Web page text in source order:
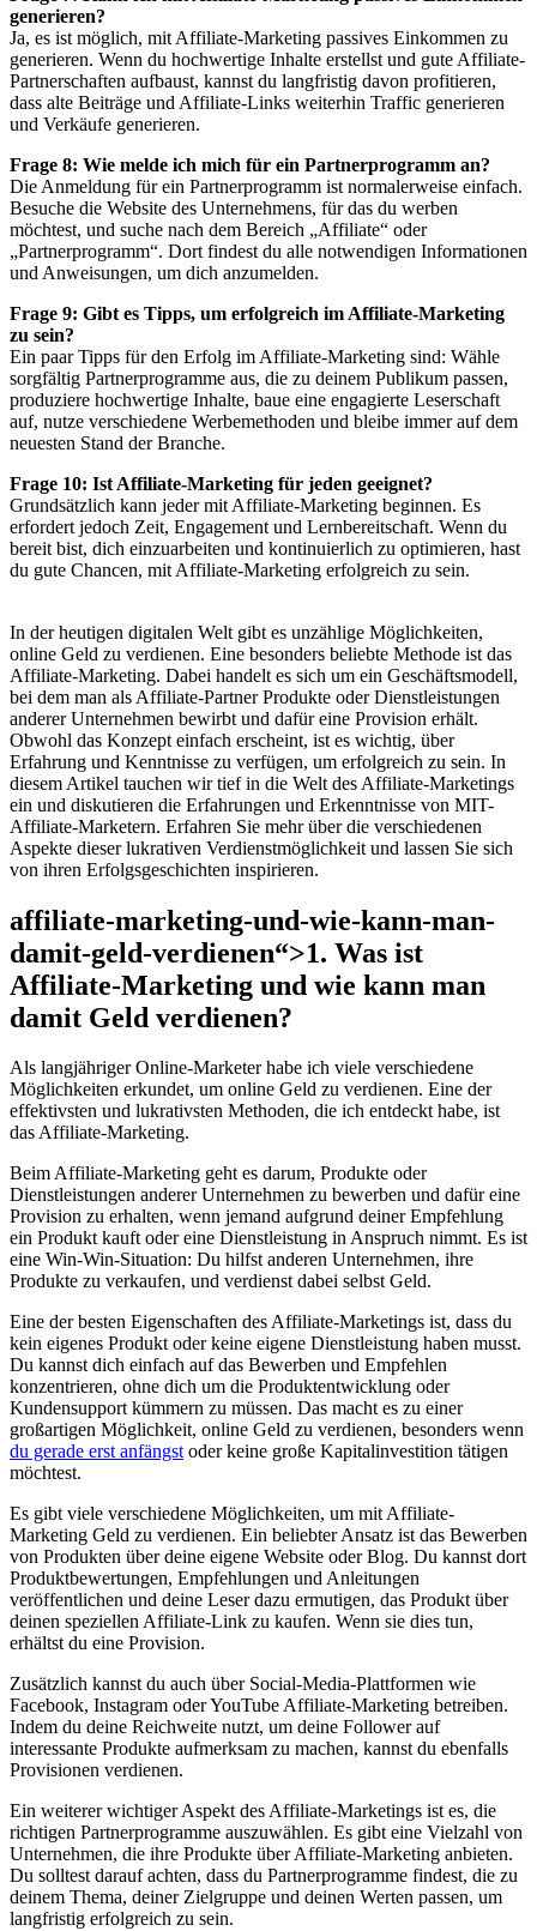
generieren?
Ja, es ist möglich, mit Affiliate-Marketing passives Einkommen zu
generieren. Wenn du hochwertige Inhalte erstellst und gute Affiliate-
Partnerschaften aufbaust, kannst du langfristig davon profitieren,
dass alte Beiträge und Affiliate-Links weiterhin Traffic generieren
und Verkäufe generieren.
Frage 8: Wie melde ich mich für ein Partnerprogramm an?
Die Anmeldung für ein Partnerprogramm ist normalerweise einfach.
Besuche die Website des Unternehmens, für das du werben
möchtest, und suche nach dem Bereich „Affiliate“ oder
„Partnerprogramm“. Dort findest du alle notwendigen Informationen
und Anweisungen, um dich anzumelden.
Frage 9: Gibt es Tipps, um erfolgreich im Affiliate-Marketing
zu sein?
Ein paar Tipps für den Erfolg im Affiliate-Marketing sind: Wähle
sorgfältig Partnerprogramme aus, die zu deinem Publikum passen,
produziere hochwertige Inhalte, baue eine engagierte Leserschaft
auf, nutze verschiedene Werbemethoden und bleibe immer auf dem
neuesten Stand der Branche.
Frage 10: Ist Affiliate-Marketing für jeden geeignet?
Grundsätzlich kann jeder mit Affiliate-Marketing beginnen. Es
erfordert jedoch Zeit, Engagement und Lernbereitschaft. Wenn du
bereit bist, dich einzuarbeiten und kontinuierlich zu optimieren, hast
du gute Chancen, mit Affiliate-Marketing erfolgreich zu sein.
In der heutigen digitalen Welt gibt es unzählige Möglichkeiten,
online Geld zu verdienen. Eine besonders beliebte Methode ist das
Affiliate-Marketing. Dabei handelt es sich um ein Geschäftsmodell,
bei dem man als Affiliate-Partner Produkte oder Dienstleistungen
anderer Unternehmen bewirbt und dafür eine Provision erhält.
Obwohl das Konzept einfach erscheint, ist es wichtig, über
Erfahrung und Kenntnisse zu verfügen, um erfolgreich zu sein. In
diesem Artikel tauchen wir tief in die Welt des Affiliate-Marketings
ein und diskutieren die Erfahrungen und Erkenntnisse von MIT-
Affiliate-Marketern. Erfahren Sie mehr über die verschiedenen
Aspekte dieser lukrativen Verdienstmöglichkeit und lassen Sie sich
von ihren Erfolgsgeschichten inspirieren.
affiliate-marketing-und-wie-kann-man-
damit-geld-verdienen“>1. Was ist
Affiliate-Marketing und wie kann man
damit Geld verdienen?
Als langjähriger Online-Marketer habe ich viele verschiedene
Möglichkeiten erkundet, um online Geld zu verdienen. Eine der
effektivsten und lukrativsten Methoden, die ich entdeckt habe, ist
das Affiliate-Marketing.
Beim Affiliate-Marketing geht es darum, Produkte oder
Dienstleistungen anderer Unternehmen zu bewerben und dafür eine
Provision zu erhalten, wenn jemand aufgrund deiner Empfehlung
ein Produkt kauft oder eine Dienstleistung in Anspruch nimmt. Es ist
eine Win-Win-Situation: Du hilfst anderen Unternehmen, ihre
Produkte zu verkaufen, und verdienst dabei selbst Geld.
Eine der besten Eigenschaften des Affiliate-Marketings ist, dass du
kein eigenes Produkt oder keine eigene Dienstleistung haben musst.
Du kannst dich einfach auf das Bewerben und Empfehlen
konzentrieren, ohne dich um die Produktentwicklung oder
Kundensupport kümmern zu müssen. Das macht es zu einer
großartigen Möglichkeit, online Geld zu verdienen, besonders wenn
du gerade erst anfängstoder keine große Kapitalinvestition tätigen
möchtest.
Es gibt viele verschiedene Möglichkeiten, um mit Affiliate-
Marketing Geld zu verdienen. Ein beliebter Ansatz ist das Bewerben
von Produkten über deine eigene Website oder Blog. Du kannst dort
Produktbewertungen, Empfehlungen und Anleitungen
veröffentlichen und deine Leser dazu ermutigen, das Produkt über
deinen speziellen Affiliate-Link zu kaufen. Wenn sie dies tun,
erhältst du eine Provision.
Zusätzlich kannst du auch über Social-Media-Plattformen wie
Facebook, Instagram oder YouTube Affiliate-Marketing betreiben.
Indem du deine Reichweite nutzt, um deine Follower auf
interessante Produkte aufmerksam zu machen, kannst du ebenfalls
Provisionen verdienen.
Ein weiterer wichtiger Aspekt des Affiliate-Marketings ist es, die
richtigen Partnerprogramme auszuwählen. Es gibt eine Vielzahl von
Unternehmen, die ihre Produkte über Affiliate-Marketing anbieten.
Du solltest darauf achten, dass du Partnerprogramme findest, die zu
deinem Thema, deiner Zielgruppe und deinen Werten passen, um
langfristig erfolgreich zu sein.